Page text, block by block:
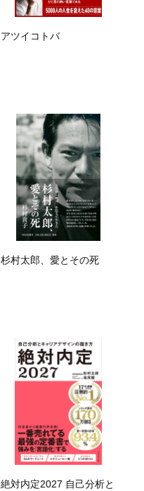
アツイコトバ
杉村太郎、愛とその死
絶対内定2027 自己分析と